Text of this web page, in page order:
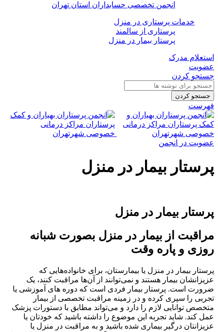
انجمن تخصصی حسابداران استان تهران
خدمات پرستاری در منزل
پرستاری از سالمند
پرستار بیمار در منزل
استعلام مدرک
عضویت
جستجو کردن
جستجو کردن
فهرست
عضویت در انجمن
پرستار بیمار در منزل
پرستار بیمار در منزل
مراقبت از بیمار در منزل بصورت شبانه
روزی و پاره وقت
پرستار بیمار در منزل یا بیمارستان، برای خانواده‌هایی که
عزیزانشان بیمار هستند و نمی‌توانند از آن‌ها مراقبت کنند، یک
ضرورت است. پرستار بیمار فردی است که دوره های آموزشی یا
تجربی را سپری کرده و در زمینه مراقبت تخصصی از بیمار
متخصص توانایی لازم را دارد و می‌تواند مطابق با دستورات پزشک
عمل کند. شاید تجربه این موضوع را داشته باشید که خودتان یا
عزیزانتان درگیر بیماری شده باشید و به مراقبت در منزل یا